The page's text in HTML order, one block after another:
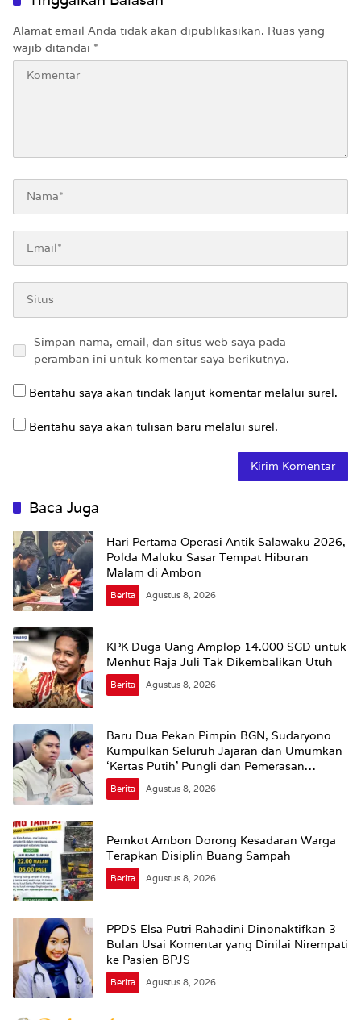
Alamat email Anda tidak akan dipublikasikan. Ruas yang
wajib ditandai *
Simpan nama, email, dan situs web saya pada
peramban ini untuk komentar saya berikutnya.
Beritahu saya akan tindak lanjut komentar melalui surel.
Beritahu saya akan tulisan baru melalui surel.
Baca Juga
Hari Pertama Operasi Antik Salawaku 2026,
Polda Maluku Sasar Tempat Hiburan
Malam di Ambon
Berita Agustus 8, 2026
KPK Duga Uang Amplop 14.000 SGD untuk
Menhut Raja Juli Tak Dikembalikan Utuh
Berita Agustus 8, 2026
Baru Dua Pekan Pimpin BGN, Sudaryono
Kumpulkan Seluruh Jajaran dan Umumkan
‘Kertas Putih’ Pungli dan Pemerasan
Supplier harus Berhenti Sekarang
Berita Agustus 8, 2026
Pemkot Ambon Dorong Kesadaran Warga
Terapkan Disiplin Buang Sampah
Berita Agustus 8, 2026
PPDS Elsa Putri Rahadini Dinonaktifkan 3
Bulan Usai Komentar yang Dinilai Nirempati
ke Pasien BPJS
Berita Agustus 8, 2026